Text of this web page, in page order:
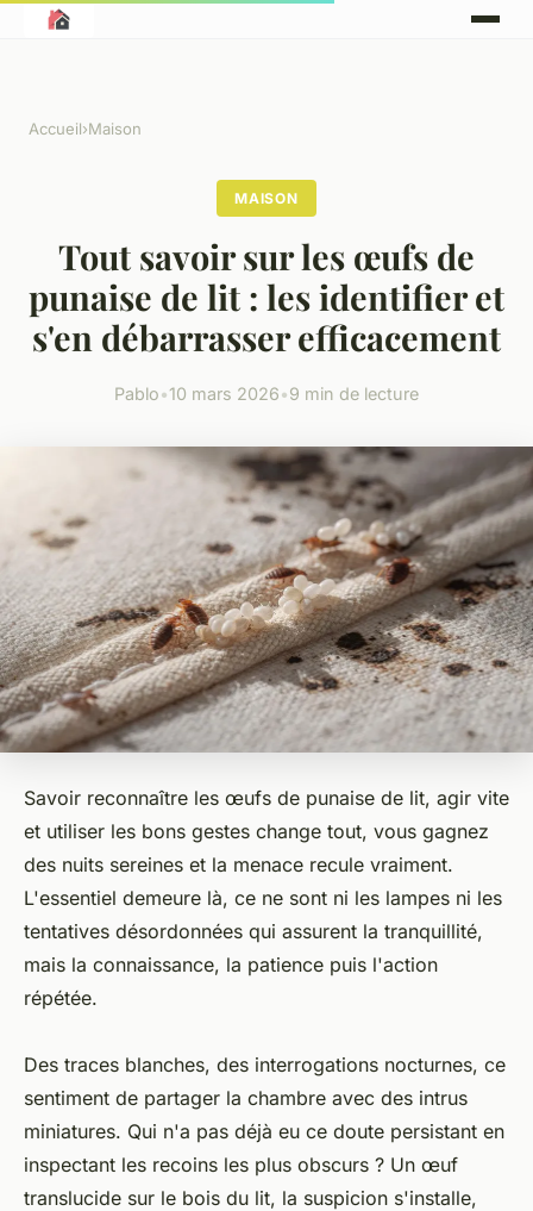
Accueil›Maison
MAISON
Tout savoir sur les œufs de
punaise de lit : les identifier et
s'en débarrasser efficacement
Pablo•10 mars 2026•9 min de lecture
Savoir reconnaître les œufs de punaise de lit, agir vite
et utiliser les bons gestes change tout, vous gagnez
des nuits sereines et la menace recule vraiment.
L'essentiel demeure là, ce ne sont ni les lampes ni les
tentatives désordonnées qui assurent la tranquillité,
mais la connaissance, la patience puis l'action
répétée.
Des traces blanches, des interrogations nocturnes, ce
sentiment de partager la chambre avec des intrus
miniatures. Qui n'a pas déjà eu ce doute persistant en
inspectant les recoins les plus obscurs ? Un œuf
translucide sur le bois du lit, la suspicion s'installe,